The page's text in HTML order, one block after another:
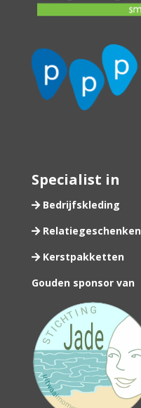
Specialist in
Bedrijfskleding
Relatiegeschenken
Kerstpakketten
Gouden sponsor van